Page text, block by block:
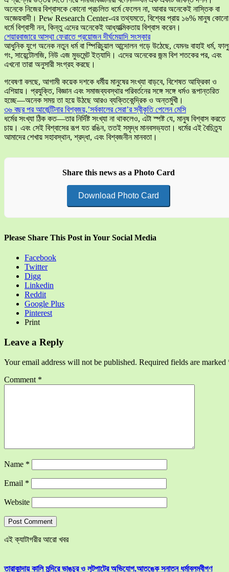
অনেকে নিজের বিশ্বাসকে কোনো প্রচলিত ধর্মে ফেলেন না, আবার অনেকেই নাস্তিক বা
অজ্ঞেয়বাদী। Pew Research Center-এর তথ্যমতে, বিশ্বের প্রায় ১৬% মানুষ কোনো
ধর্মে বিশ্বাসী নন, কিন্তু এদের অনেকেই আধ্যাত্মিকতায় বিশ্বাস করেন।
শেয়ারবাজারে আস্থা ফেরাতে প্রয়োজন দীর্ঘমেয়াদি সংস্কার
আধুনিক যুগে অনেক নতুন ধর্ম বা স্পিরিচুয়াল আন্দোলন গড়ে উঠেছে, যেমনঃ বাহাই ধর্ম,
গং, সায়েন্টোলজি, নিউ এজ মুভমেন্ট ইত্যাদি। এদের অনেকের জন্ম বিশ শতকের পর, এবং
এখনো তারা অনুসারী সংগ্রহ করছে।
গবেষণা বলছে, আগামী কয়েক দশকে ধর্মীয় মানুষের সংখ্যা বাড়বে, বিশেষত আফ্রিকা ও
এশিয়ায়। প্রযুক্তি, বিজ্ঞান এবং সমাজব্যবস্থার পরিবর্তনের সঙ্গে সঙ্গে ধর্মও রূপান্তরিত
হচ্ছে—অনেক সময় তা হয়ে উঠছে আরও ব্যক্তিকেন্দ্রিক ও অন্তর্মুখী।
৩৬ বছর পর আর্জেন্টিনার বিশ্বজয়,’সর্বকালের সেরা’র স্বীকৃতি পেলেন মেসি
ধর্মের সংখ্যা ঠিক কত—তার নির্দিষ্ট সংখ্যা না থাকলেও, এটা স্পষ্ট যে, মানুষ বিশ্বাস করতে
চায়। এবং সেই বিশ্বাসের রূপ যত রঙিন, ততই সমৃদ্ধ মানবসভ্যতা। ধর্মের এই বৈচিত্র্য
আমাদের শেখায় সহাবস্থান, শ্রদ্ধা, এবং বিশ্বজনীন মানবতা।
Share this news as a Photo Card
Download Photo Card
Please Share This Post in Your Social Media
Facebook
Twitter
Digg
Linkedin
Reddit
Google Plus
Pinterest
Print
Leave a Reply
Your email address will not be published. Required fields are marked
Comment *
Name *
Email *
Website
এই ক্যাটাগরীর আরো খবর
তারাকান্দায় কালি মন্দিরে ভাঙচুর ও লুটপাটের অভিযোগ,আতঙ্কে সনাতন ধর্মাবলম্বীগণ